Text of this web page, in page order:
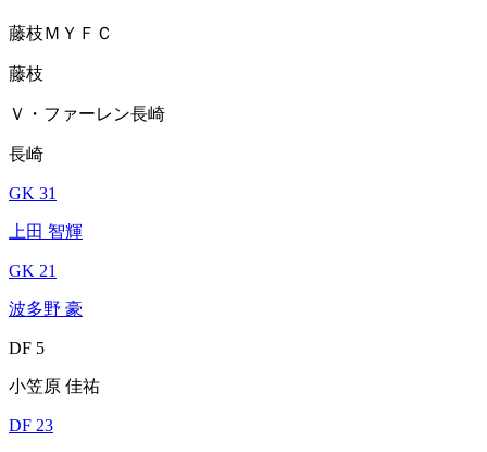
藤枝ＭＹＦＣ
藤枝
Ｖ・ファーレン長崎
長崎
GK 31
上田 智輝
GK 21
波多野 豪
DF 5
小笠原 佳祐
DF 23